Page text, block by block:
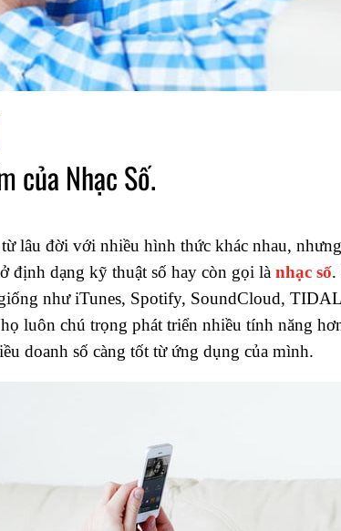
của Nhạc Số.
lâu đời với nhiều hình thức khác nhau,
định dạng kỹ thuật số hay còn gọi là nhạc số.
như iTunes, Spotify, SoundCloud,
luôn chú trọng phát triển nhiều tính năng
doanh số càng tốt từ ứng dụng của mình.